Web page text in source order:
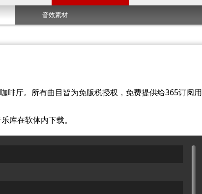
音效素材
啡厅。所有曲目皆为免版税授权，免费提供给365订阅用
库在软体内下载。